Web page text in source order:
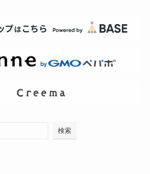
検索